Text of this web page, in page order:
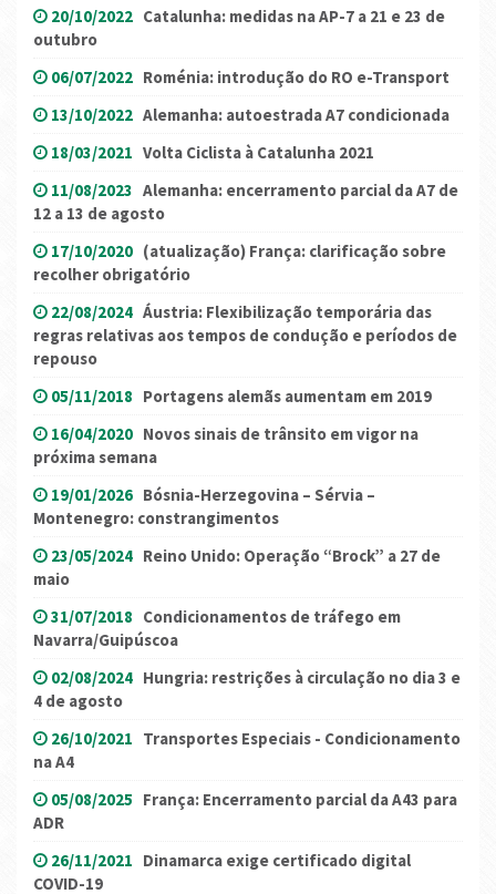
20/10/2022 Catalunha: medidas na AP-7 a 21 e 23 de
outubro
06/07/2022 Roménia: introdução do RO e-Transport
13/10/2022 Alemanha: autoestrada A7 condicionada
18/03/2021 Volta Ciclista à Catalunha 2021
11/08/2023 Alemanha: encerramento parcial da A7 de
12 a 13 de agosto
17/10/2020 (atualização) França: clarificação sobre
recolher obrigatório
22/08/2024 Áustria: Flexibilização temporária das
regras relativas aos tempos de condução e períodos de
repouso
05/11/2018 Portagens alemãs aumentam em 2019
16/04/2020 Novos sinais de trânsito em vigor na
próxima semana
19/01/2026 Bósnia-Herzegovina – Sérvia –
Montenegro: constrangimentos
23/05/2024 Reino Unido: Operação “Brock” a 27 de
maio
31/07/2018 Condicionamentos de tráfego em
Navarra/Guipúscoa
02/08/2024 Hungria: restrições à circulação no dia 3 e
4 de agosto
26/10/2021 Transportes Especiais - Condicionamento
na A4
05/08/2025 França: Encerramento parcial da A43 para
ADR
26/11/2021 Dinamarca exige certificado digital
COVID-19